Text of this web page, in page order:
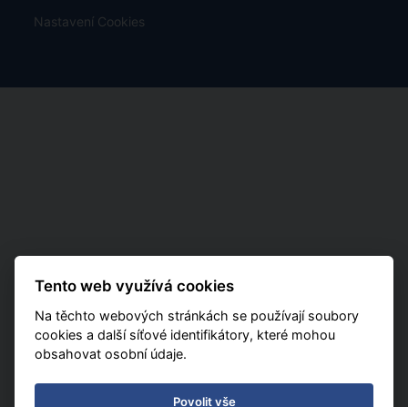
Nastavení Cookies
Tento web využívá cookies
Na těchto webových stránkách se používají soubory
cookies a další síťové identifikátory, které mohou
obsahovat osobní údaje.
Povolit vše